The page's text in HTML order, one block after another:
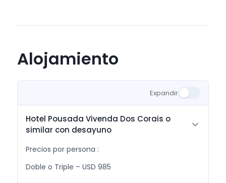
Alojamiento
Expandir
Hotel Pousada Vivenda Dos Corais o
similar con desayuno
Precios por persona :
Doble o Triple – USD 985